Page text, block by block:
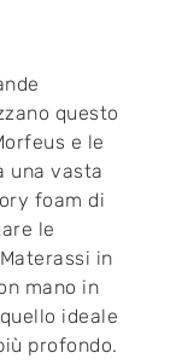
questo
e le
una vasta
foam di
le
in
mano in
ideale
profondo.